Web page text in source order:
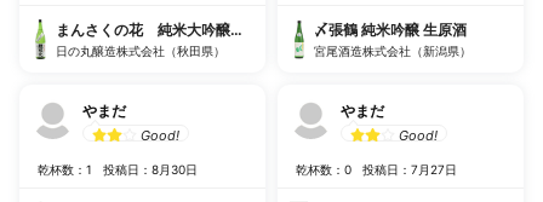
まんさくの花 純米大吟醸一度火入れ原酒 超限定
日の丸醸造株式会社（秋田県）
やまだ
Good!
乾杯数：1 投稿日：8月30日
〆張鶴 純米吟醸 生原酒
宮尾酒造株式会社（新潟県）
やまだ
Good!
乾杯数：0 投稿日：7月27日